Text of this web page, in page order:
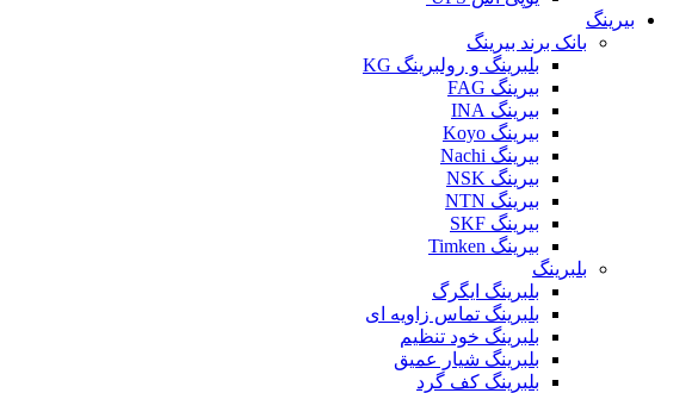
بیرینگ
بانک برند بیرینگ
بلبرینگ و رولبرینگ KG
بیرینگ FAG
بیرینگ INA
بیرینگ Koyo
بیرینگ Nachi
بیرینگ NSK
بیرینگ NTN
بیرینگ SKF
بیرینگ Timken
بلبرینگ
بلبرینگ ایگرگ
بلبرینگ تماس زاویه ای
بلبرینگ خود تنظیم
بلبرینگ شیار عمیق
بلبرینگ کف گرد